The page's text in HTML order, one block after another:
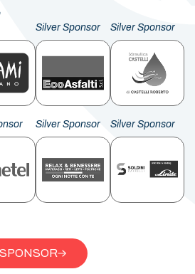
Silver Sponsor Silver Sponsor
Silver Sponsor Silver Sponsor